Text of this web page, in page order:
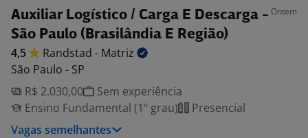
Auxiliar Logístico / Carga E Descarga -
São Paulo (Brasilândia E Região)
Ontem
4,5 Randstad - Matriz
São Paulo - SP
R$ 2.030,00
Sem experiência
Ensino Fundamental (1º grau)
Presencial
Vagas semelhantes